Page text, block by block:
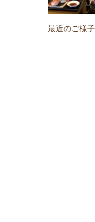
最近のご様子